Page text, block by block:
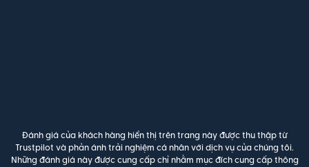
Đánh giá của khách hàng hiển thị trên trang này được thu thập từ
Trustpilot và phản ánh trải nghiệm cá nhân với dịch vụ của chúng tôi.
Những đánh giá này được cung cấp chỉ nhằm mục đích cung cấp thông